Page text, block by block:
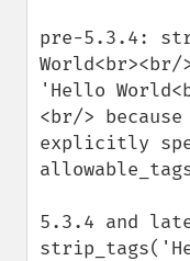
pre-5.3.4:
'Hello
<br/>
explicitly
5.3.4 and